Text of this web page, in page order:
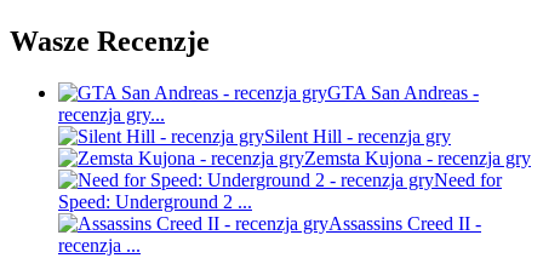
Wasze Recenzje
GTA San Andreas -
recenzja gry...
Silent Hill - recenzja gry
Zemsta Kujona - recenzja gry
Need for
Speed: Underground 2 ...
Assassins Creed II -
recenzja ...